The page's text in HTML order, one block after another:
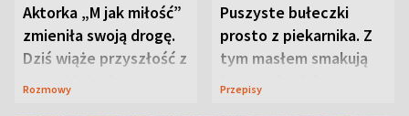
Aktorka „M jak miłość”
zmieniła swoją drogę.
Dziś wiąże przyszłość z
neurobiologią
Rozmowy
Puszyste bułeczki
prosto z piekarnika. Z
tym masłem smakują
jeszcze lepiej
Przepisy